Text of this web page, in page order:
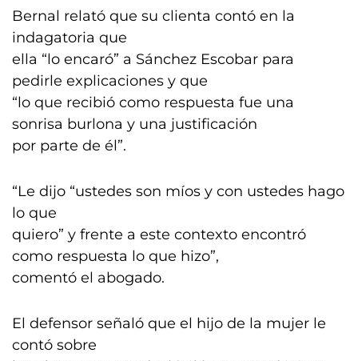
Bernal relató que su clienta contó en la
indagatoria que
ella “lo encaró” a Sánchez Escobar para
pedirle explicaciones y que
“lo que recibió como respuesta fue una
sonrisa burlona y una justificación
por parte de él”.
“Le dijo “ustedes son míos y con ustedes hago
lo que
quiero” y frente a este contexto encontró
como respuesta lo que hizo”,
comentó el abogado.
El defensor señaló que el hijo de la mujer le
contó sobre